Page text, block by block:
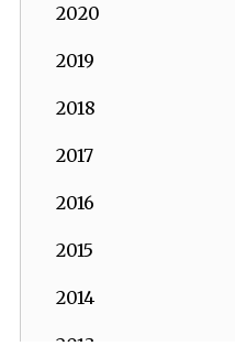
2020
2019
2018
2017
2016
2015
2014
2013